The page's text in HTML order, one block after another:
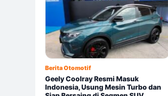
Berita Otomotif
Geely Coolray Resmi Masuk
Indonesia, Usung Mesin Turbo dan